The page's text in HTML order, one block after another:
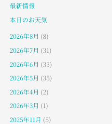
最新情報
本日のお天気
2026年8月 (8)
2026年7月 (31)
2026年6月 (33)
2026年5月 (35)
2026年4月 (2)
2026年3月 (1)
2025年11月 (5)